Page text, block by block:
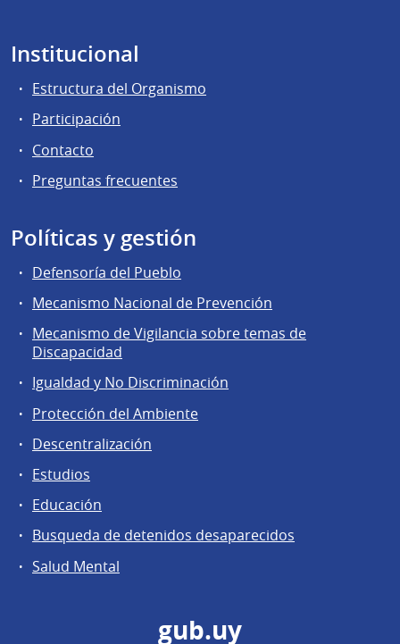
Institucional
Estructura del Organismo
Participación
Contacto
Preguntas frecuentes
Políticas y gestión
Defensoría del Pueblo
Mecanismo Nacional de Prevención
Mecanismo de Vigilancia sobre temas de
Discapacidad
Igualdad y No Discriminación
Protección del Ambiente
Descentralización
Estudios
Educación
Busqueda de detenidos desaparecidos
Salud Mental
gub.uy